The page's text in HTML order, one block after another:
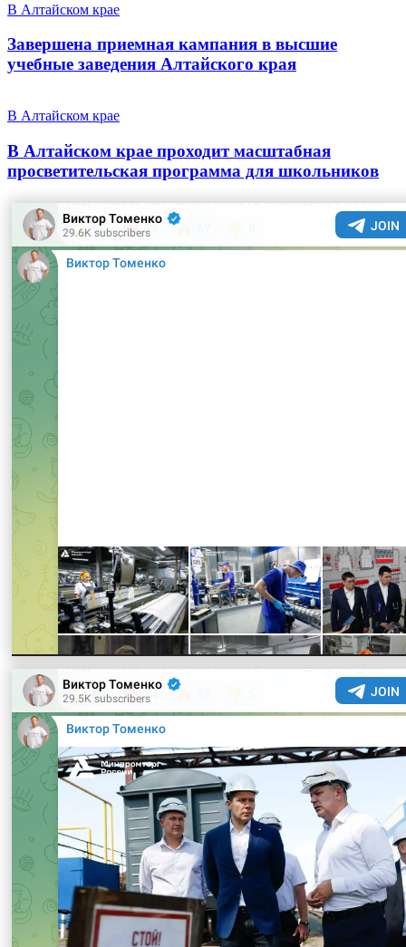
В Алтайском крае
Завершена приемная кампания в высшие
учебные заведения Алтайского края
В Алтайском крае
В Алтайском крае проходит масштабная
просветительская программа для школьников